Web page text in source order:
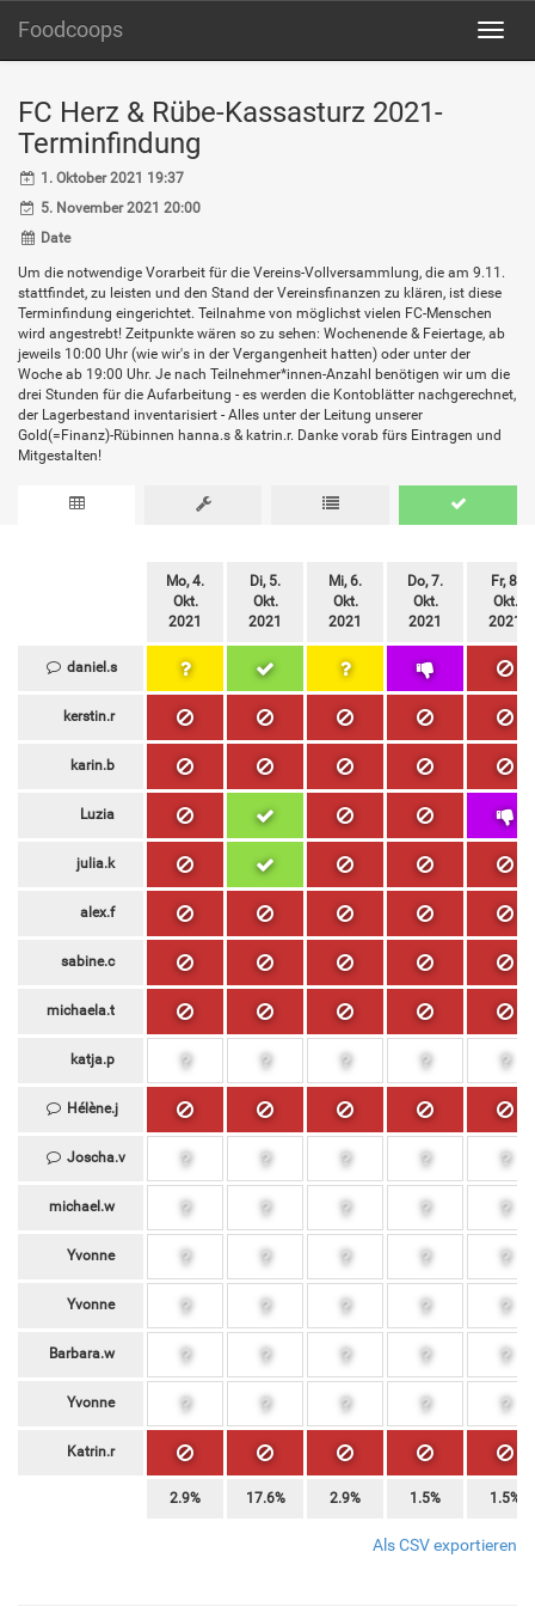
Foodcoops
FC Herz & Rübe-Kassasturz 2021-
Terminfindung
1. Oktober 2021 19:37
5. November 2021 20:00
Date
Um die notwendige Vorarbeit für die Vereins-Vollversammlung, die am 9.11.
stattfindet, zu leisten und den Stand der Vereinsfinanzen zu klären, ist diese
Terminfindung eingerichtet. Teilnahme von möglichst vielen FC-Menschen
wird angestrebt! Zeitpunkte wären so zu sehen: Wochenende & Feiertage, ab
jeweils 10:00 Uhr (wie wir's in der Vergangenheit hatten) oder unter der
Woche ab 19:00 Uhr. Je nach Teilnehmer*innen-Anzahl benötigen wir um die
drei Stunden für die Aufarbeitung - es werden die Kontoblätter nachgerechnet,
der Lagerbestand inventarisiert - Alles unter der Leitung unserer
Gold(=Finanz)-Rübinnen hanna.s & katrin.r. Danke vorab fürs Eintragen und
Mitgestalten!
Mo, 4.
Okt.
2021
Di, 5.
Okt.
2021
Mi, 6.
Okt.
2021
Do, 7.
Okt.
2021
Fr, 8.
Okt.
2021
daniel.s
kerstin.r
karin.b
Luzia
julia.k
alex.f
sabine.c
michaela.t
katja.p
Hélène.j
Joscha.v
michael.w
Yvonne
Yvonne
Barbara.w
Yvonne
Katrin.r
2.9% 17.6% 2.9% 1.5% 1.5%
Als CSV exportieren